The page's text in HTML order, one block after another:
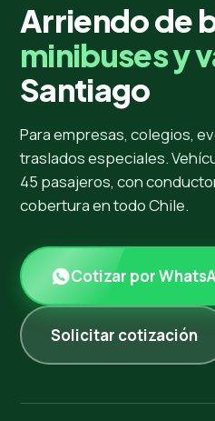
Arriendo de
minibuses y
Santiago
Para empresas, colegios,
traslados especiales.
45 pasajeros, con
cobertura en todo Chile.
Cotizar por
Solicitar cotización